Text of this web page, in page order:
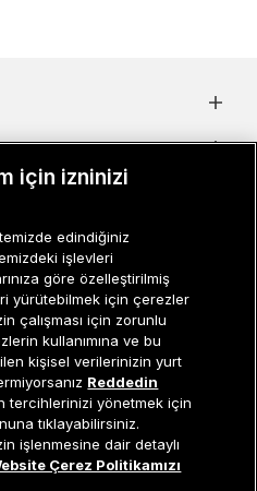
20
markasıdır. © Eren Holding
için izninizi
edindiğiniz
işlevleri
göre özelleştirilmiş
yürütebilmek için çerezler
çalışması için zorunlu
kullanımına ve bu
kişisel verilerinizin yurt
Reddedin
tercihlerinizi yönetmek için
tıklayabilirsiniz.
işlenmesine dair detaylı
Çerez Politikamızı